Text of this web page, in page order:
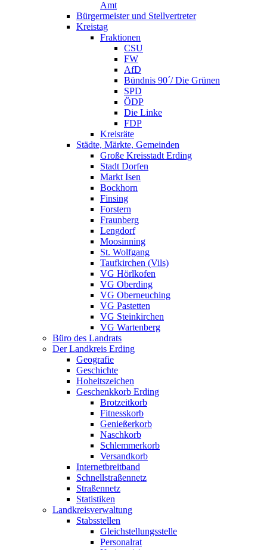
Amt
Bürgermeister und Stellvertreter
Kreistag
Fraktionen
CSU
FW
AfD
Bündnis 90´/ Die Grünen
SPD
ÖDP
Die Linke
FDP
Kreisräte
Städte, Märkte, Gemeinden
Große Kreisstadt Erding
Stadt Dorfen
Markt Isen
Bockhorn
Finsing
Forstern
Fraunberg
Lengdorf
Moosinning
St. Wolfgang
Taufkirchen (Vils)
VG Hörlkofen
VG Oberding
VG Oberneuching
VG Pastetten
VG Steinkirchen
VG Wartenberg
Büro des Landrats
Der Landkreis Erding
Geografie
Geschichte
Hoheitszeichen
Geschenkkorb Erding
Brotzeitkorb
Fitnesskorb
Genießerkorb
Naschkorb
Schlemmerkorb
Versandkorb
Internetbreitband
Schnellstraßennetz
Straßennetz
Statistiken
Landkreisverwaltung
Stabsstellen
Gleichstellungsstelle
Personalrat